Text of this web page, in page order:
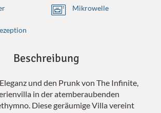
Mikrowelle
Beschreibung
und den Prunk von The Infinite,
in der atemberaubenden
Diese geräumige Villa vereint